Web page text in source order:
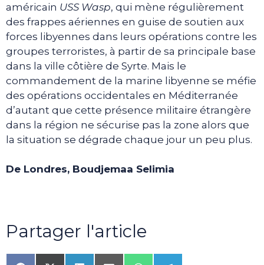
américain USS Wasp, qui mène régulièrement
des frappes aériennes en guise de soutien aux
forces libyennes dans leurs opérations contre les
groupes terroristes, à partir de sa principale base
dans la ville côtière de Syrte. Mais le
commandement de la marine libyenne se méfie
des opérations occidentales en Méditerranée
d’autant que cette présence militaire étrangère
dans la région ne sécurise pas la zone alors que
la situation se dégrade chaque jour un peu plus.
De Londres, Boudjemaa Selimia
Partager l'article